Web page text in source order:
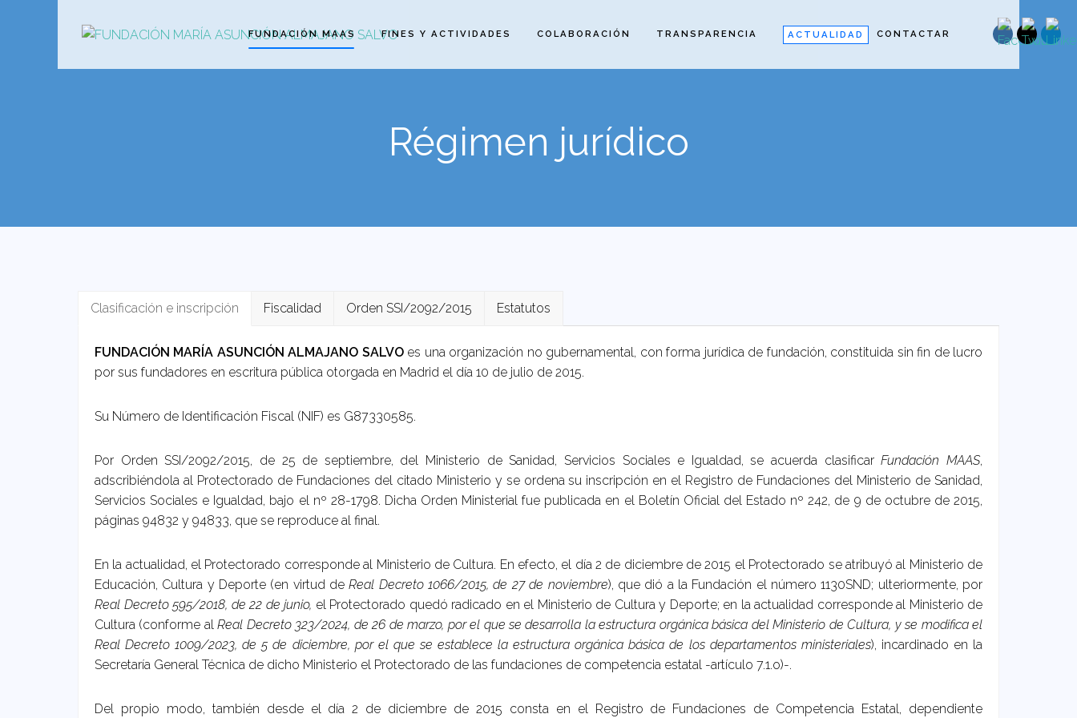
FUNDACIÓN MAAS FINES Y ACTIVIDADES COLABORACIÓN TRANSPARENCIA ACTUALIDAD CONTACTAR
Régimen jurídico
Clasificación e inscripción Fiscalidad Orden SSI/2092/2015 Estatutos
FUNDACIÓN MARÍA ASUNCIÓN ALMAJANO SALVOes una organización no gubernamental, con forma jurídica de fundación, constituida sin fin de lucro
por sus fundadores en escritura pública otorgada en Madrid el día 10 de julio de 2015.
Su Número de Identificación Fiscal (NIF) es G87330585.
Por Orden SSI/2092/2015, de 25 de septiembre, del Ministerio de Sanidad, Servicios Sociales e Igualdad, se acuerda clasificarFundación MAAS,
adscribiéndola al Protectorado de Fundaciones del citado Ministerio y se ordena su inscripción en el Registro de Fundaciones del Ministerio de Sanidad,
Servicios Sociales e Igualdad, bajo el nº 28-1798. Dicha Orden Ministerial fue publicada en el Boletín Oficial del Estado nº 242, de 9 de octubre de 2015,
páginas 94832 y 94833, que se reproduce al final.
En la actualidad, el Protectorado corresponde al Ministerio de Cultura. En efecto, el día 2 de diciembre de 2015 el Protectorado se atribuyó al Ministerio de
Educación, Cultura y Deporte (en virtud deReal Decreto 1066/2015, de 27 de noviembre), que dió a la Fundación el número 1130SND; ulteriormente, por
Real Decreto 595/2018, de 22 de junio, el Protectorado quedó radicado en el Ministerio de Cultura y Deporte; en la actualidad corresponde al Ministerio de
Cultura (conforme alReal Decreto 323/2024, de 26 de marzo, por el que se desarrolla la estructura orgánica básica del Ministerio de Cultura, y se modifica el
Real Decreto 1009/2023, de 5 de diciembre, por el que se establece la estructura orgánica básica de los departamentos ministeriales), incardinado en la
Secretaría General Técnica de dicho Ministerio el Protectorado de las fundaciones de competencia estatal -artículo 7.1.o)-.
Del propio modo, también desde el día 2 de diciembre de 2015 consta en el Registro de Fundaciones de Competencia Estatal, dependiente